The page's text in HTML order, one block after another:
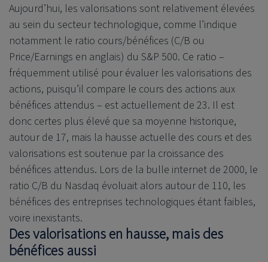
Aujourd’hui, les valorisations sont relativement élevées
au sein du secteur technologique, comme l’indique
notamment le ratio cours/bénéfices (C/B ou
Price/Earnings en anglais) du S&P 500. Ce ratio –
fréquemment utilisé pour évaluer les valorisations des
actions, puisqu’il compare le cours des actions aux
bénéfices attendus – est actuellement de 23. Il est
donc certes plus élevé que sa moyenne historique,
autour de 17, mais la hausse actuelle des cours et des
valorisations est soutenue par la croissance des
bénéfices attendus. Lors de la bulle internet de 2000, le
ratio C/B du Nasdaq évoluait alors autour de 110, les
bénéfices des entreprises technologiques étant faibles,
voire inexistants.
Des valorisations en hausse, mais des
bénéfices aussi